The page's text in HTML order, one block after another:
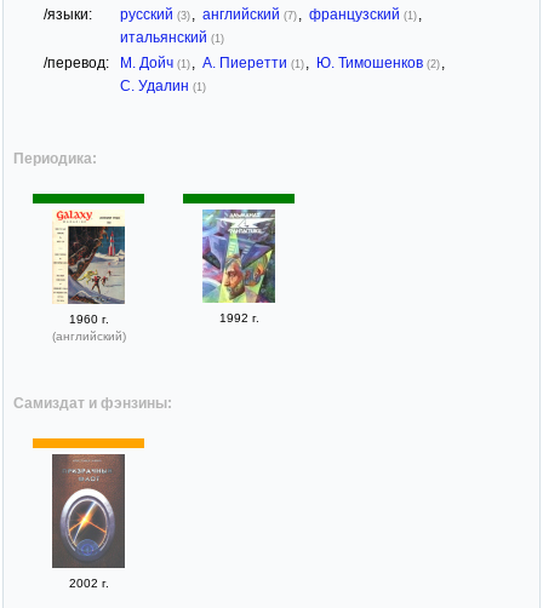
/языки: русский (3) , английский (7) , французский (1) ,
итальянский (1)
/перевод: М. Дойч (1) , А. Пиеретти (1) , Ю. Тимошенков (2) ,
С. Удалин (1)
Периодика:
1960 г.
(английский)
1992 г.
Самиздат и фэнзины:
2002 г.